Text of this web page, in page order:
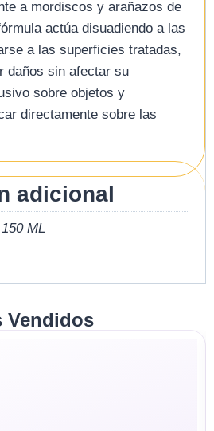
a mordiscos y arañazos de
actúa disuadiendo a las
a las superficies tratadas,
daños sin afectar su
sobre objetos y
directamente sobre las
adicional
150 ML
Vendidos